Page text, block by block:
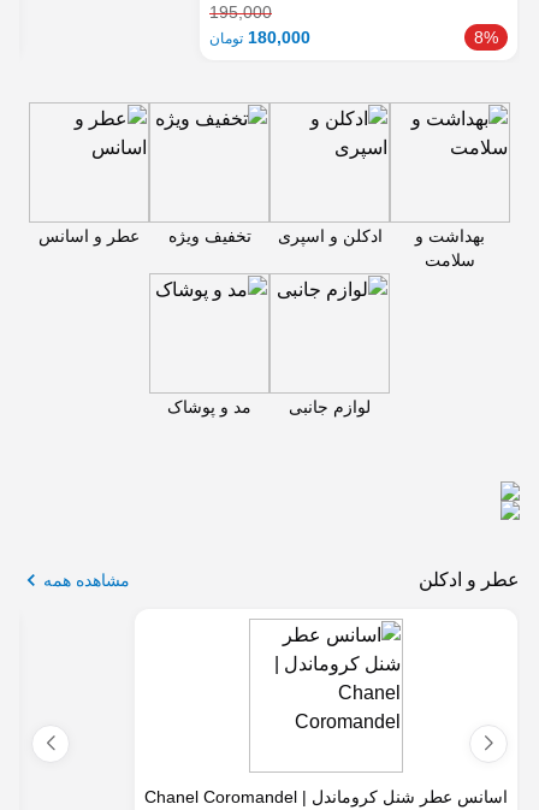
195,000
8%
180,000 تومان
بهداشت و
سلامت
ادکلن و اسپری تخفیف ویژه عطر و اسانس
لوازم جانبی مد و پوشاک
مشاهده همه
اسانس عطر شنل کروماندل | Chanel Coromandel